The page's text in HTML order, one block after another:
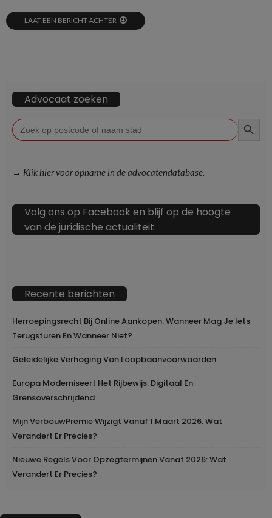
LAAT EEN BERICHT ACHTER
Advocaat zoeken
Zoek
naar:
→ Klik hier voor opname in de advocatendatabase.
Volg ons op Facebook en blijf op de hoogte
van de juridische actualiteit.
Recente berichten
Herroepingsrecht Bij Online Aankopen: Wanneer Mag Je Iets
Terugsturen En Wanneer Niet?
Geleidelijke Verhoging Van Loopbaanvoorwaarden
Europa Moderniseert Het Rijbewijs: Digitaal En
Grensoverschrijdend
Mijn VerbouwPremie Wijzigt Vanaf 1 Maart 2026: Wat
Verandert Er Precies?
Nieuwe Regels Voor Opzegtermijnen Vanaf 2026: Wat
Verandert Er Precies?